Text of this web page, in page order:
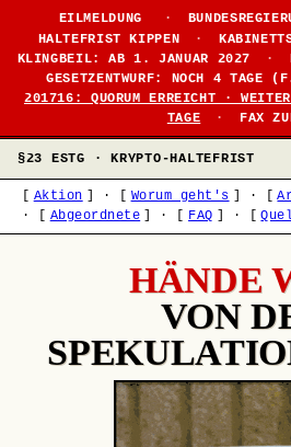
EILMELDUNG ·
HALTEFRIST KIPPEN
·
KLINGBEIL: AB 1. JANUAR 2027
·
GESETZENTWURF: NOCH 4 TAGE
201716: QUORUM ERREICHT ·
TAGE
· FAX
§23 ESTG · KRYPTO-HALTEFRIST
Aktion · Worum geht's ·
·
Abgeordnete · FAQ ·
HÄNDE
VON